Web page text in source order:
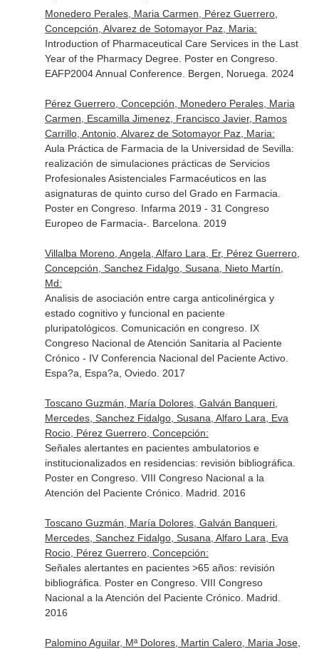
Monedero Perales, Maria Carmen, Pérez Guerrero,
Concepción, Alvarez de Sotomayor Paz, Maria:
Introduction of Pharmaceutical Care Services in the Last
Year of the Pharmacy Degree. Poster en Congreso.
EAFP2004 Annual Conference. Bergen, Noruega. 2024
Pérez Guerrero, Concepción, Monedero Perales, Maria
Carmen, Escamilla Jimenez, Francisco Javier, Ramos
Carrillo, Antonio, Alvarez de Sotomayor Paz, Maria:
Aula Práctica de Farmacia de la Universidad de Sevilla:
realización de simulaciones prácticas de Servicios
Profesionales Asistenciales Farmacéuticos en las
asignaturas de quinto curso del Grado en Farmacia.
Poster en Congreso. Infarma 2019 - 31 Congreso
Europeo de Farmacia-. Barcelona. 2019
Villalba Moreno, Angela, Alfaro Lara, Er, Pérez Guerrero,
Concepción, Sanchez Fidalgo, Susana, Nieto Martín,
Md:
Analisis de asociación entre carga anticolinérgica y
estado cognitivo y funcional en paciente
pluripatológicos. Comunicación en congreso. IX
Congreso Nacional de Atención Sanitaria al Paciente
Crónico - IV Conferencia Nacional del Paciente Activo.
Espa?a, Espa?a, Oviedo. 2017
Toscano Guzmán, María Dolores, Galván Banqueri,
Mercedes, Sanchez Fidalgo, Susana, Alfaro Lara, Eva
Rocio, Pérez Guerrero, Concepción:
Señales alertantes en pacientes ambulatorios e
institucionalizados en residencias: revisión bibliográfica.
Poster en Congreso. VIII Congreso Nacional a la
Atención del Paciente Crónico. Madrid. 2016
Toscano Guzmán, María Dolores, Galván Banqueri,
Mercedes, Sanchez Fidalgo, Susana, Alfaro Lara, Eva
Rocio, Pérez Guerrero, Concepción:
Señales alertantes en pacientes >65 años: revisión
bibliográfica. Poster en Congreso. VIII Congreso
Nacional a la Atención del Paciente Crónico. Madrid.
2016
Palomino Aguilar, Mª Dolores, Martin Calero, Maria Jose,